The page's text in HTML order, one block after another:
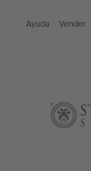
Ayuda Vender